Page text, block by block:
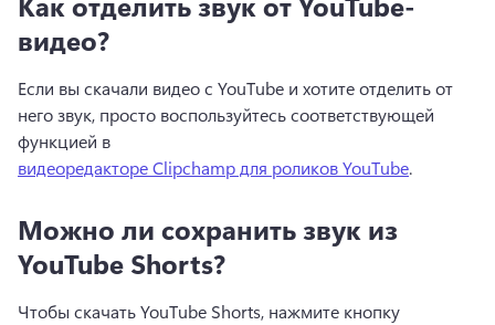
видео?
Если вы скачали видео с YouTube и хотите отделить от
него звук, просто воспользуйтесь соответствующей
функцией в
видеоредакторе Clipchamp для роликов YouTube.
Можно ли сохранить звук из
YouTube Shorts?
Чтобы скачать YouTube Shorts, нажмите кнопку